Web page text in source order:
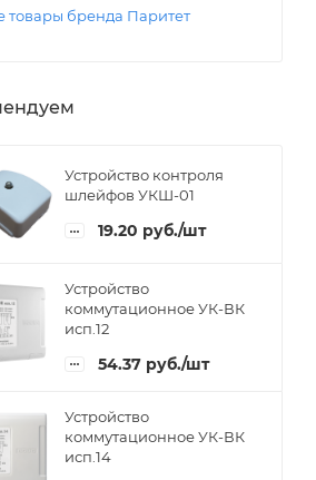
товары бренда Паритет
Устройство контроля
шлейфов УКШ-01
19.20 руб./шт
Устройство
коммутационное УК-ВК
исп.12
54.37 руб./шт
Устройство
коммутационное УК-ВК
исп.14